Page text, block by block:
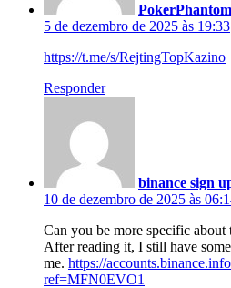
PokerPhantom
5 de dezembro de 2025 às 19:33
https://t.me/s/RejtingTopKazino
Responder
binance sign
10 de dezembro de 2025 às
Can you be more specific
After reading it, I still have
me. https://
ref=MFN0EVO1